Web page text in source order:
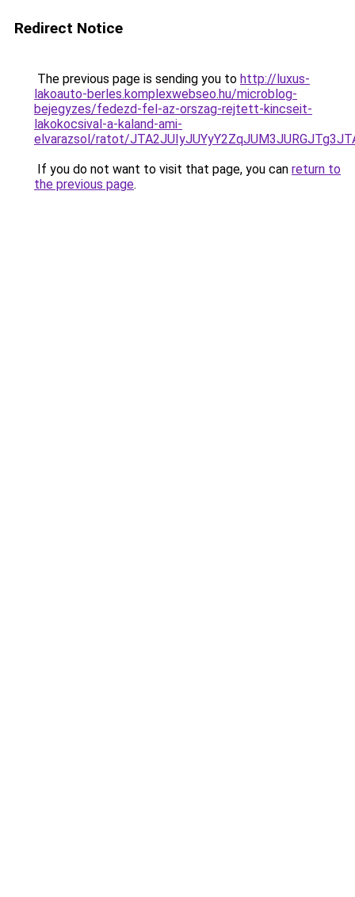
Redirect Notice
The previous page is sending you to http://luxus-
lakoauto-berles.komplexwebseo.hu/microblog-
bejegyzes/fedezd-fel-az-orszag-rejtett-kincseit-
lakokocsival-a-kaland-ami-
elvarazsol/ratot/
If you do not want to visit that page, you can return to
the previous page.